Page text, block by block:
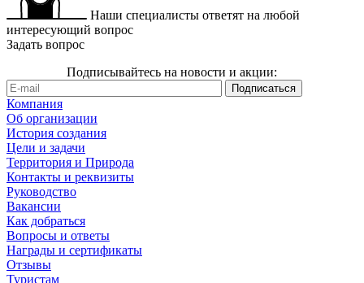
Наши специалисты ответят на любой
интересующий вопрос
Задать вопрос
Подписывайтесь на новости и акции:
Компания
Об организации
История создания
Цели и задачи
Территория и Природа
Контакты и реквизиты
Руководство
Вакансии
Как добраться
Вопросы и ответы
Награды и сертификаты
Отзывы
Туристам